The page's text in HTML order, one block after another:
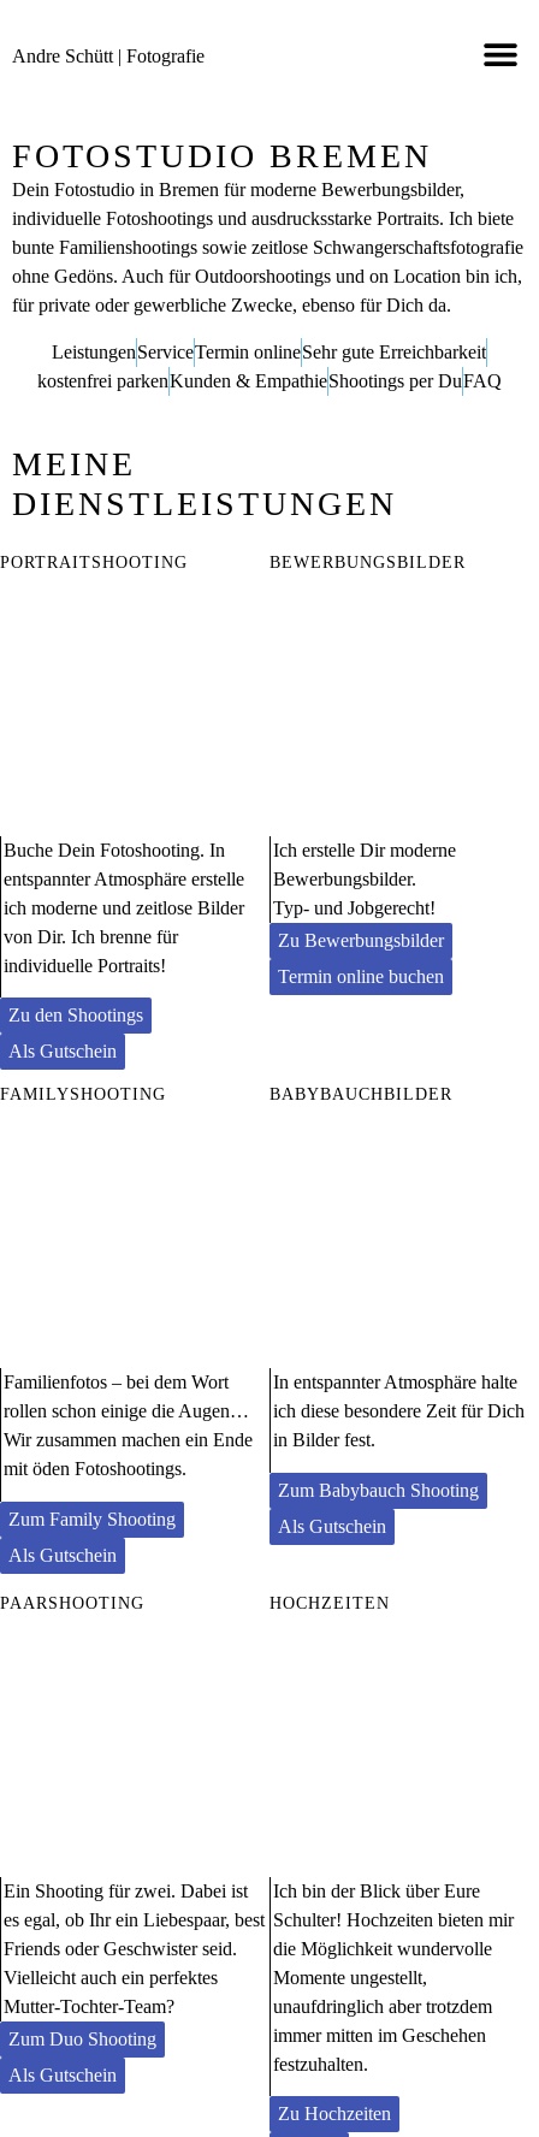
Andre Schütt | Fotografie
FOTOSTUDIO BREMEN
Dein Fotostudio in Bremen für moderne Bewerbungsbilder,
individuelle Fotoshootings und ausdrucksstarke Portraits. Ich biete
bunte Familienshootings sowie zeitlose Schwangerschaftsfotografie
ohne Gedöns. Auch für Outdoorshootings und on Location bin ich,
für private oder gewerbliche Zwecke, ebenso für Dich da.
LeistungenServiceTermin onlineSehr gute Erreichbarkeit
kostenfrei parkenKunden & EmpathieShootings per DuFAQ
MEINE
DIENSTLEISTUNGEN
PORTRAITSHOOTING
Buche Dein Fotoshooting. In
entspannter Atmosphäre erstelle
ich moderne und zeitlose Bilder
von Dir. Ich brenne für
individuelle Portraits!
Zu den Shootings
Als Gutschein
BEWERBUNGSBILDER
Ich erstelle Dir moderne
Bewerbungsbilder.
Typ- und Jobgerecht!
Zu Bewerbungsbilder
Termin online buchen
FAMILYSHOOTING
Familienfotos – bei dem Wort
rollen schon einige die Augen…
Wir zusammen machen ein Ende
mit öden Fotoshootings.
Zum Family Shooting
Als Gutschein
BABYBAUCHBILDER
In entspannter Atmosphäre halte
ich diese besondere Zeit für Dich
in Bilder fest.
Zum Babybauch Shooting
Als Gutschein
PAARSHOOTING
Ein Shooting für zwei. Dabei ist
es egal, ob Ihr ein Liebespaar, best
Friends oder Geschwister seid.
Vielleicht auch ein perfektes
Mutter-Tochter-Team?
Zum Duo Shooting
Als Gutschein
HOCHZEITEN
Ich bin der Blick über Eure
Schulter! Hochzeiten bieten mir
die Möglichkeit wundervolle
Momente ungestellt,
unaufdringlich aber trotzdem
immer mitten im Geschehen
festzuhalten.
Zu Hochzeiten